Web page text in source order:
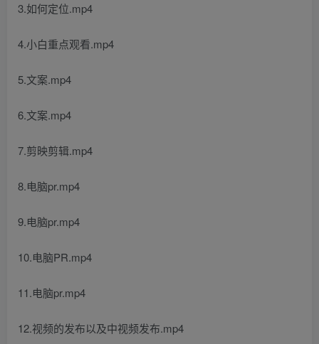
3.如何定位.mp4
4.小白重点观看.mp4
5.文案.mp4
6.文案.mp4
7.剪映剪辑.mp4
8.电脑pr.mp4
9.电脑pr.mp4
10.电脑PR.mp4
11.电脑pr.mp4
12.视频的发布以及中视频发布.mp4